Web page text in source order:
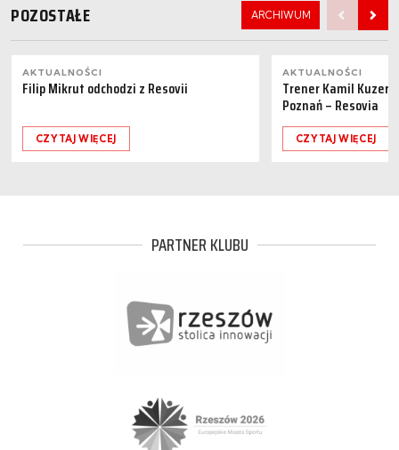
POZOSTAŁE ARCHIWUM
AKTUALNOŚCI
Filip Mikrut odchodzi z Resovii
CZYTAJ WIĘCEJ
AKTUALNOŚCI
Trener Kamil
Poznań – Resovia
CZYTAJ WIĘCEJ
PARTNER KLUBU